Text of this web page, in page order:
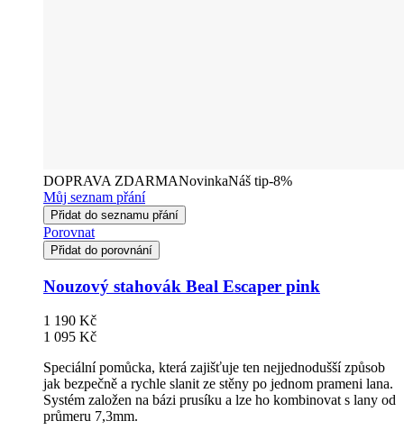
DOPRAVA ZDARMANovinkaNáš tip-8%
Můj seznam přání
Přidat do seznamu přání
Porovnat
Přidat do porovnání
Nouzový stahovák Beal Escaper pink
1 190 Kč
1 095 Kč
Speciální pomůcka, která zajišťuje ten nejjednodušší způsob
jak bezpečně a rychle slanit ze stěny po jednom prameni lana.
Systém založen na bázi prusíku a lze ho kombinovat s lany od
průmeru 7,3mm.